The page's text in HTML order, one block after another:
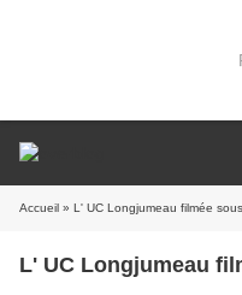
Accueil » L' UC Longjumeau filmée
L' UC Longjumeau